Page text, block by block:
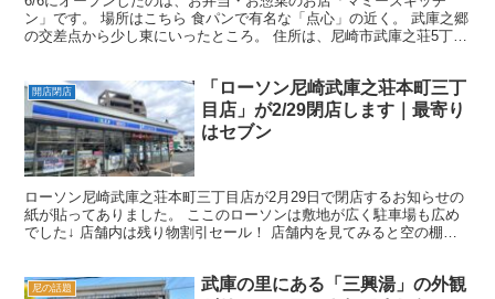
ン」です。 場所はこちら 食パンで有名な「点心」の近く。 武庫之郷
の交差点から少し東にいったところ。 住所は、尼崎市武庫之荘5丁目
開店閉店
「ローソン尼崎武庫之荘本町三丁
目店」が2/29閉店します｜最寄り
はセブン
ローソン尼崎武庫之荘本町三丁目店が2月29日で閉店するお知らせの
紙が貼ってありました。 ここのローソンは敷地が広く駐車場も広め
でした↓ 店舗内は残り物割引セール！ 店舗内を見てみると空の棚が
尼の話題
武庫の里にある「三興湯」の外観